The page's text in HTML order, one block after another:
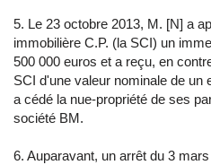
5. Le 23 octobre 2013, M. [N] a
immobilière C.P. (la SCI) un
500 000 euros et a reçu, en
SCI d'une valeur nominale de un
a cédé la nue-propriété de ses
société BM.
6. Auparavant, un arrêt du 3